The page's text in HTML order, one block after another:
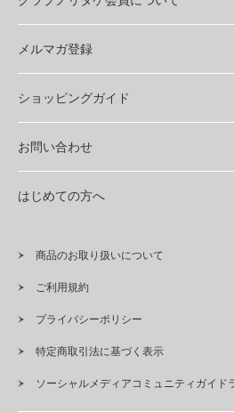
メルマガ登録
ショッピングガイド
お問い合わせ
はじめての方へ
商品のお取り扱いについて
ご利用規約
プライバシーポリシー
特定商取引法に基づく表示
ソーシャルメディアコミュニティガイド